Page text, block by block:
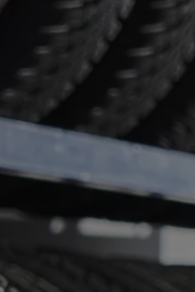
Servizi Finanziari
Progetto Valore Volkswagen
Più Credito
Noleggio
Leasing Finanziario
Servizi Assicurativi
Polizza Protezione Credito
Estensione Garanzia Usato
Sistemi di Identificazione Veicolo
Allestimenti e personalizzazioni
Trasporto persone con disabilità
Listini e Dati tecnici
Veicoli elettrici
Soluzioni di ricarica e autonomia
Simulatore del tempo di ricarica
Simulatore dell’autonomia
Ricarica in movimento
Accessori per la ricarica
Calcolo percorso
VW Connect per Transporter e Caravelle